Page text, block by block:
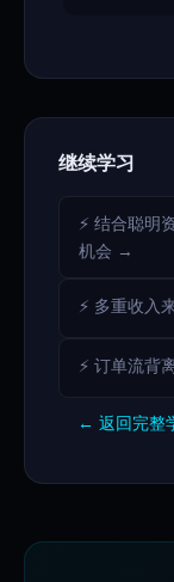
继续学习
⚡ 结合聪明
机会 →
⚡ 多重收入
⚡ 订单流背
← 返回完整